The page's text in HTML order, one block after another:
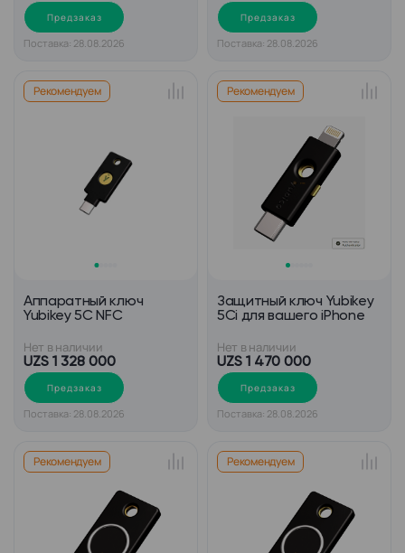
Предзаказ
Поставка: 28.08.2026
Предзаказ
Поставка: 28.08.2026
Рекомендуем
Аппаратный ключ
Yubikey 5C NFC
Нет в наличии
UZS 1 328 000
Предзаказ
Поставка: 28.08.2026
Рекомендуем
Защитный ключ Yubikey
5Ci для вашего iPhone
Нет в наличии
UZS 1 470 000
Предзаказ
Поставка: 28.08.2026
Рекомендуем Рекомендуем